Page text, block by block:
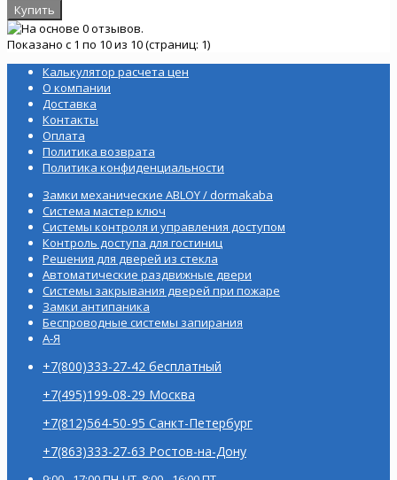
Показано с 1 по 10 из 10 (страниц: 1)
Калькулятор расчета цен
О компании
Доставка
Контакты
Оплата
Политика возврата
Политика конфиденциальности
Замки механические ABLOY / dormakaba
Система мастер ключ
Системы контроля и управления доступом
Контроль доступа для гостиниц
Решения для дверей из стекла
Автоматические раздвижные двери
Системы закрывания дверей при пожаре
Замки антипаника
Беспроводные системы запирания
А-Я
+7(800)333-27-42 бесплатный
+7(495)199-08-29 Москва
+7(812)564-50-95 Санкт-Петербург
+7(863)333-27-63 Ростов-на-Дону